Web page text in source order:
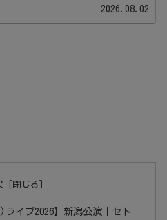
2026.08.02
ライブ2026】新潟公演｜セト